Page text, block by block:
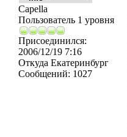
Capella
Пользователь 1 уровня
Присоединился:
2006/12/19 7:16
Откуда Екатеринбург
Сообщений: 1027